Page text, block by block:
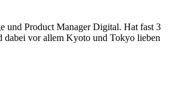
und Product Manager Digital. Hat fast 3
dabei vor allem Kyoto und Tokyo lieben